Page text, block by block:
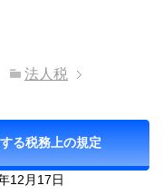
法人税
る税務上の規定
12月17日